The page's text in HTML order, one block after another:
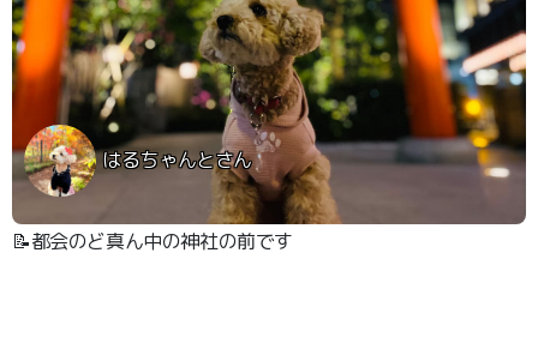
はるちゃんとさん
📝都会のど真ん中の神社の前です